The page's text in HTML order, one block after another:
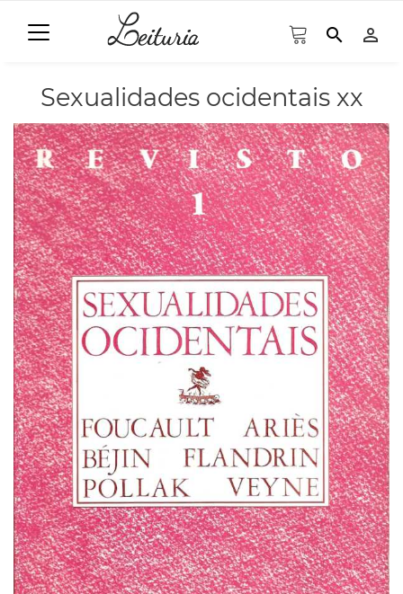
search person_outline
Sexualidades ocidentais xx